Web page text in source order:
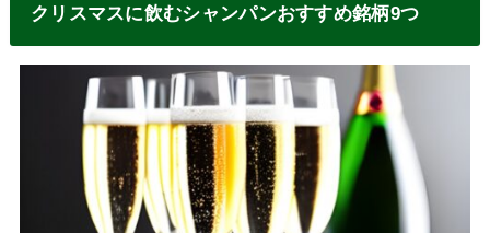
クリスマスに飲むシャンパンおすすめ銘柄9つ